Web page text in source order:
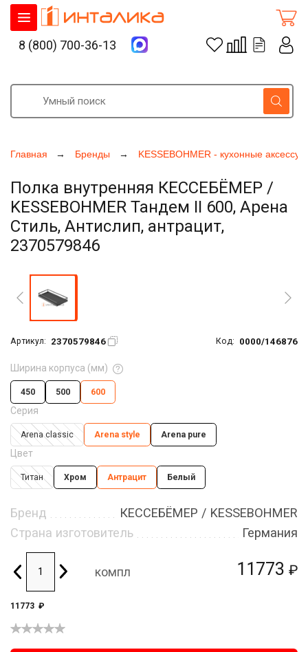
Главная Бренды KESSEBOHMER - кухонные
Полка внутренняя КЕССЕБЁМЕР /
KESSEBOHMER Тандем II 600, Арена
Стиль, Антислип, антрацит,
2370579846
Артикул: 2370579846 Код: 0000/146876
11773 ₽
Ширина корпуса (мм)
450 500 600
Серия
Arena classic Arena style Arena pure
Цвет
Титан Хром Антрацит Белый
Бренд
КЕССЕБЁМЕР / KESSEBOHMER
Страна изготовитель
Германия
компл
11773 ₽
8 (800) 700-36-13